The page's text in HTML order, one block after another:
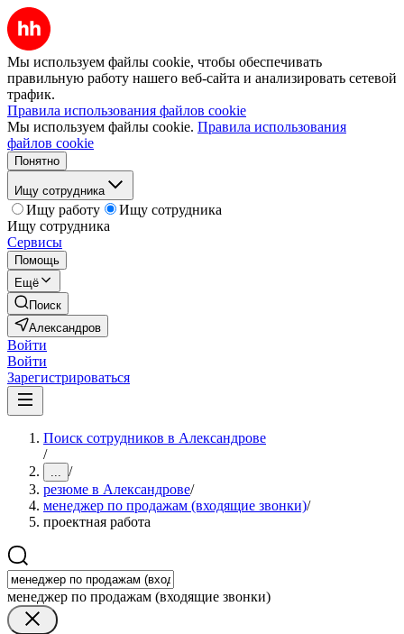
Мы используем файлы cookie, чтобы обеспечивать
правильную работу нашего веб-сайта и анализировать сетевой
трафик.
Правила использования файлов cookie
Мы используем файлы cookie. Правила использования
файлов cookie
Понятно
Ищу сотрудника
Ищу работу
Ищу сотрудника
Ищу сотрудника
Сервисы
Помощь
Ещё
Поиск
Александров
Войти
Войти
Зарегистрироваться
Поиск сотрудников в Александрове
/
... /
резюме в Александрове/
менеджер по продажам (входящие звонки)/
проектная работа
менеджер по продажам (входящие звонки)